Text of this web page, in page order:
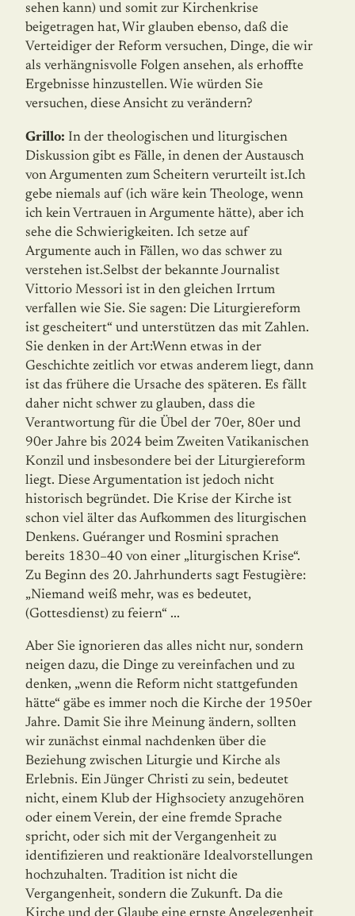
sehen kann) und somit zur Kirchenkrise
beigetragen hat, Wir glauben ebenso, daß die
Verteidiger der Reform versuchen, Dinge, die wir
als verhängnisvolle Folgen ansehen, als erhoffte
Ergebnisse hinzustellen. Wie würden Sie
versuchen, diese Ansicht zu verändern?
Grillo: In der theologischen und liturgischen
Diskussion gibt es Fälle, in denen der Austausch
von Argumenten zum Scheitern verurteilt ist.Ich
gebe niemals auf (ich wäre kein Theologe, wenn
ich kein Vertrauen in Argumente hätte), aber ich
sehe die Schwierigkeiten. Ich setze auf
Argumente auch in Fällen, wo das schwer zu
verstehen ist.Selbst der bekannte Journalist
Vittorio Messori ist in den gleichen Irrtum
verfallen wie Sie. Sie sagen: Die Liturgiereform
ist gescheitert“ und unterstützen das mit Zahlen.
Sie denken in der Art:Wenn etwas in der
Geschichte zeitlich vor etwas anderem liegt, dann
ist das frühere die Ursache des späteren. Es fällt
daher nicht schwer zu glauben, dass die
Verantwortung für die Übel der 70er, 80er und
90er Jahre bis 2024 beim Zweiten Vatikanischen
Konzil und insbesondere bei der Liturgiereform
liegt. Diese Argumentation ist jedoch nicht
historisch begründet. Die Krise der Kirche ist
schon viel älter das Aufkommen des liturgischen
Denkens. Guéranger und Rosmini sprachen
bereits 1830–40 von einer „liturgischen Krise“.
Zu Beginn des 20. Jahrhunderts sagt Festugière:
„Niemand weiß mehr, was es bedeutet,
(Gottesdienst) zu feiern“ ...
Aber Sie ignorieren das alles nicht nur, sondern
neigen dazu, die Dinge zu vereinfachen und zu
denken, „wenn die Reform nicht stattgefunden
hätte“ gäbe es immer noch die Kirche der 1950er
Jahre. Damit Sie ihre Meinung ändern, sollten
wir zunächst einmal nachdenken über die
Beziehung zwischen Liturgie und Kirche als
Erlebnis. Ein Jünger Christi zu sein, bedeutet
nicht, einem Klub der Highsociety anzugehören
oder einem Verein, der eine fremde Sprache
spricht, oder sich mit der Vergangenheit zu
identifizieren und reaktionäre Idealvorstellungen
hochzuhalten. Tradition ist nicht die
Vergangenheit, sondern die Zukunft. Da die